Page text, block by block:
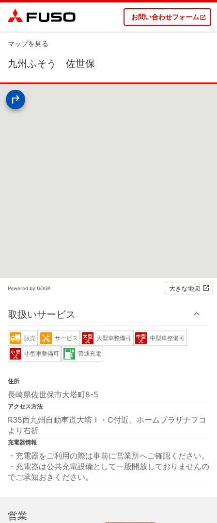
お問い合わせフォーム
マップを見る
九州ふそう 佐世保
Powered by GOGA 大きな地図
取扱いサービス
販売 サービス 大型車整備可 中型車整備可
小型車整備可 普通充電
住所
長崎県佐世保市大塔町8-5
アクセス方法
R35西九州自動車道大塔Ｉ・C付近、ホームプラザナフコ
より右折
充電器情報
・充電器をご利用の際は事前に営業所へご確認ください。
・充電器は公共充電設備として一般開放しておりませんの
でご承知おきください。
営業